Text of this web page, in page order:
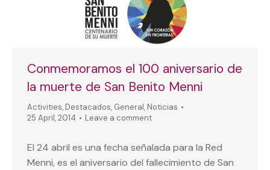
Conmemoramos el 100 aniversario de
la muerte de San Benito Menni
Activities, Destacados, General, Noticias
25 April, 2014
Leave a comment
El 24 abril es una fecha señalada para la Red
Menni, es el aniversario del fallecimiento de San